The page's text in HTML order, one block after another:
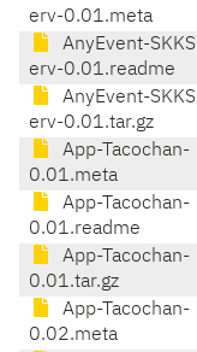
erv-0.01.meta
AnyEvent-SKKS
erv-0.01.readme
AnyEvent-SKKS
erv-0.01.tar.gz
App-Tacochan-
0.01.meta
App-Tacochan-
0.01.readme
App-Tacochan-
0.01.tar.gz
App-Tacochan-
0.02.meta